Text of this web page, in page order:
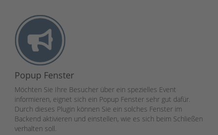
Popup Fenster
Möchten Sie Ihre Besucher über ein spezielles Event
informieren, eignet sich ein Popup Fenster sehr gut dafür.
Durch dieses Plugin können Sie ein solches Fenster im
Backend aktivieren und einstellen, wie es sich beim Schließen
verhalten soll.